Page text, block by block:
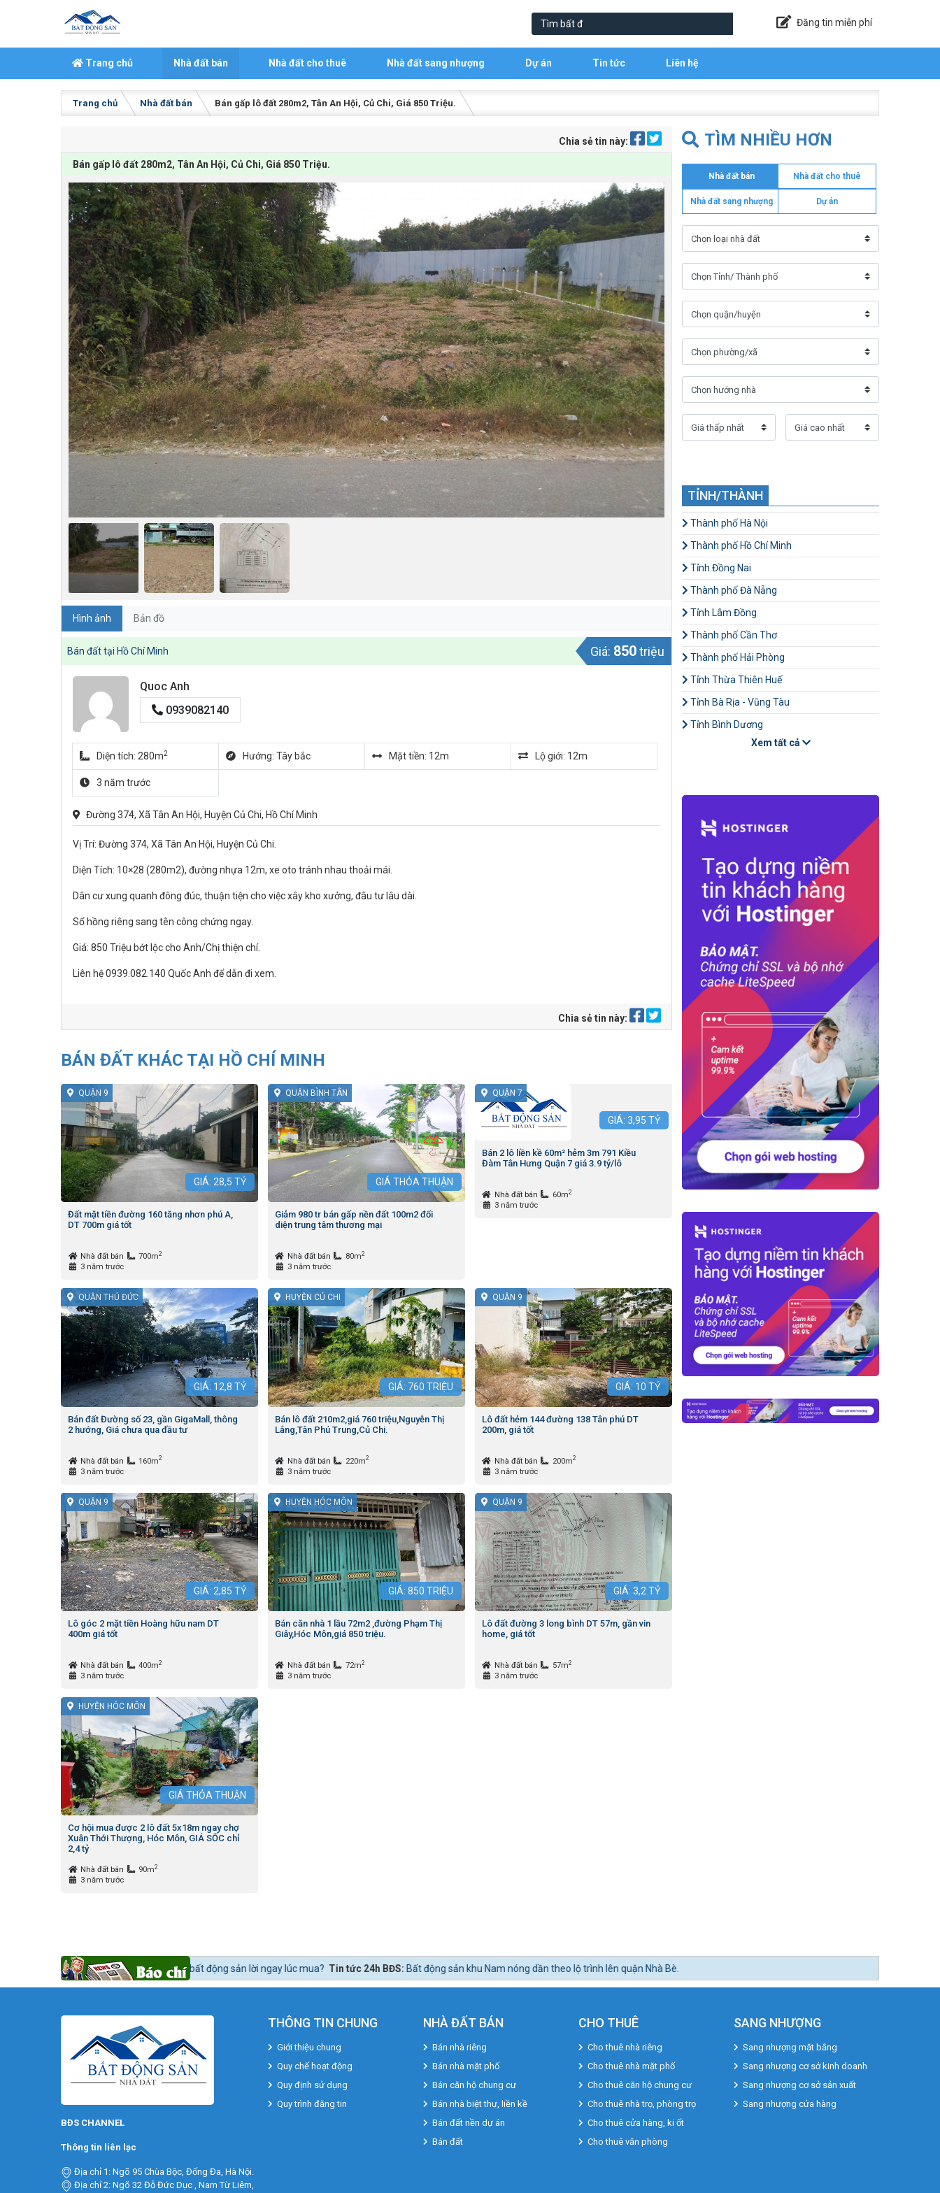
Đăng tin miễn phí
Trang chủ Nhà đất bán Nhà đất cho thuê Nhà đất sang nhượng Dự án Tin tức Liên hệ
Trang chủ Nhà đất bán Bán gấp lô đất 280m2, Tân An Hội, Củ Chi, Giá 850 Triệu.
Chia sẻ tin này:
Bán gấp lô đất 280m2, Tân An Hội, Củ Chi, Giá 850 Triệu.
Hình ảnh Bản đồ
Bán đất tại Hồ Chí Minh Giá: 850triệu
Quoc Anh
0939082140
Diện tích: 280m2 Hướng: Tây bắc Mặt tiền: 12m Lộ giới: 12m
3 năm trước
Đường 374, Xã Tân An Hội, Huyện Củ Chi, Hồ Chí Minh
Vị Trí: Đường 374, Xã Tân An Hội, Huyện Củ Chi.
Diện Tích: 10×28 (280m2), đường nhựa 12m, xe oto tránh nhau thoải mái.
Dân cư xung quanh đông đúc, thuận tiện cho việc xây kho xưởng, đâu tư lâu dài.
Sổ hồng riêng sang tên công chứng ngay.
Giá: 850 Triệu bớt lộc cho Anh/Chị thiện chí.
Liên hệ 0939.082.140 Quốc Anh để dẫn đi xem.
Chia sẻ tin này:
BÁN ĐẤT KHÁC TẠI HỒ CHÍ MINH
QUẬN 9
GIÁ: 28,5 TỶ
Đất mặt tiền đường 160 tăng nhơn phú A,
DT 700m giá tốt
Nhà đất bán 700m2
3 năm trước
QUẬN BÌNH TÂN
GIÁTHỎA THUẬN
Giảm 980 tr bán gấp nền đất 100m2 đối
diện trung tâm thương mại
Nhà đất bán 80m2
3 năm trước
QUẬN 7
GIÁ: 3,95 TỶ
Bán 2 lô liền kề 60m² hẻm 3m 791 Kiều
Đàm Tân Hưng Quận 7 giá 3.9 tỷ/lô
Nhà đất bán 60m2
3 năm trước
QUẬN THỦ ĐỨC
GIÁ: 12,8 TỶ
Bán đất Đường số 23, gần GigaMall, thông
2 hướng, Giá chưa qua đầu tư
Nhà đất bán 160m2
3 năm trước
HUYỆN CỦ CHI
GIÁ: 760 TRIỆU
Bán lô đất 210m2,giá 760 triệu,Nguyễn Thị
Lắng,Tân Phú Trung,Củ Chi.
Nhà đất bán 220m2
3 năm trước
QUẬN 9
GIÁ: 10 TỶ
Lô đất hẻm 144 đường 138 Tân phú DT
200m, giá tốt
Nhà đất bán 200m2
3 năm trước
QUẬN 9
GIÁ: 2,85 TỶ
Lô góc 2 mặt tiền Hoàng hữu nam DT
400m giá tốt
Nhà đất bán 400m2
3 năm trước
HUYỆN HÓC MÔN
GIÁ: 850 TRIỆU
Bán căn nhà 1 lầu 72m2 ,đường Phạm Thị
Giây,Hóc Môn,giá 850 triệu.
Nhà đất bán 72m2
3 năm trước
QUẬN 9
GIÁ: 3,2 TỶ
Lô đất đường 3 long bình DT 57m, gần vin
home, giá tốt
Nhà đất bán 57m2
3 năm trước
HUYỆN HÓC MÔN
GIÁ THỎA THUẬN
Cơ hội mua được 2 lô đất 5x18m ngay chợ
Xuân Thới Thượng, Hóc Môn, GIÁ SỐC chỉ
2,4 tỷ
Nhà đất bán 90m2
3 năm trước
TÌM NHIỀU HƠN
Nhà đất bán Nhà đất cho thuê
Nhà đất sang nhượng Dự án
TỈNH/THÀNH
Thành phố Hà Nội
Thành phố Hồ Chí Minh
Tỉnh Đồng Nai
Thành phố Đà Nẵng
Tỉnh Lâm Đồng
Thành phố Cần Thơ
Thành phố Hải Phòng
Tỉnh Thừa Thiên Huế
Tỉnh Bà Rịa - Vũng Tàu
Tỉnh Bình Dương
Xem tất cả
thế nào để mua bất động sản lời ngay lúc mua? Tin tức 24h BĐS:Bất động sản khu Nam nóng dần theo lộ trình lên quận Nhà Bè.
BĐS CHANNEL
Thông tin liên lạc
Địa chỉ 1: Ngõ 95 Chùa Bộc, Đống Đa, Hà Nội.
Địa chỉ 2: Ngõ 32 Đỗ Đức Dục , Nam Từ Liêm,
THÔNG TIN CHUNG
Giới thiệu chung
Quy chế hoạt động
Quy định sử dụng
Quy trình đăng tin
NHÀ ĐẤT BÁN
Bán nhà riêng
Bán nhà mặt phố
Bán căn hộ chung cư
Bán nhà biệt thự, liền kề
Bán đất nền dự án
Bán đất
CHO THUÊ
Cho thuê nhà riêng
Cho thuê nhà mặt phố
Cho thuê căn hộ chung cư
Cho thuê nhà trọ, phòng trọ
Cho thuê cửa hàng, ki ốt
Cho thuê văn phòng
SANG NHƯỢNG
Sang nhượng mặt bằng
Sang nhượng cơ sở kinh doanh
Sang nhượng cơ sở sản xuất
Sang nhượng cửa hàng